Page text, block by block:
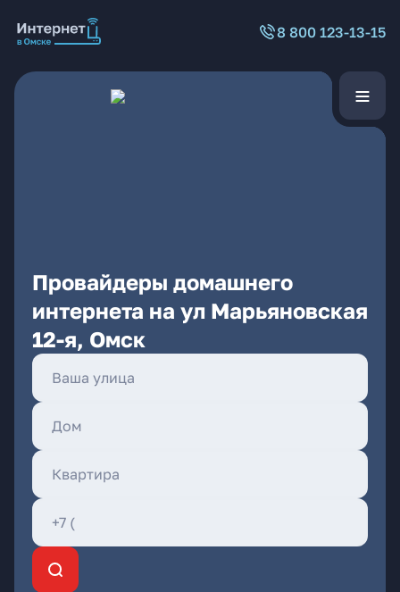
8 800 123-13-15
Провайдеры домашнего
интернета на ул Марьяновская
12-я, Омск